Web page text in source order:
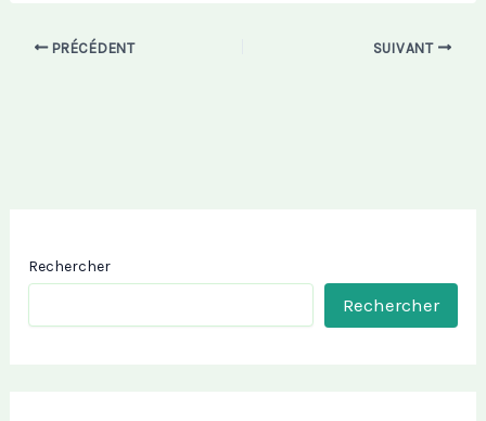
PRÉCÉDENT SUIVANT
Rechercher
Rechercher